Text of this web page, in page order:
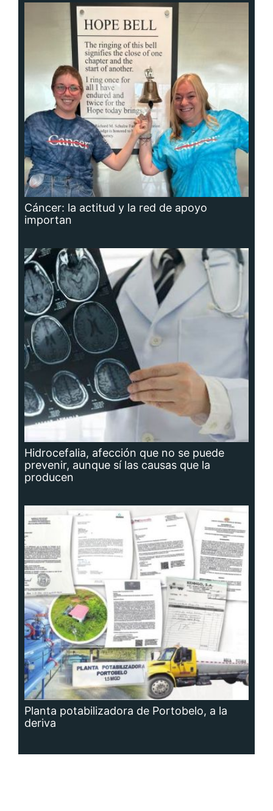
Cáncer: la actitud y la red de apoyo
importan
Hidrocefalia, afección que no se puede
prevenir, aunque sí las causas que la
producen
Planta potabilizadora de Portobelo, a la
deriva